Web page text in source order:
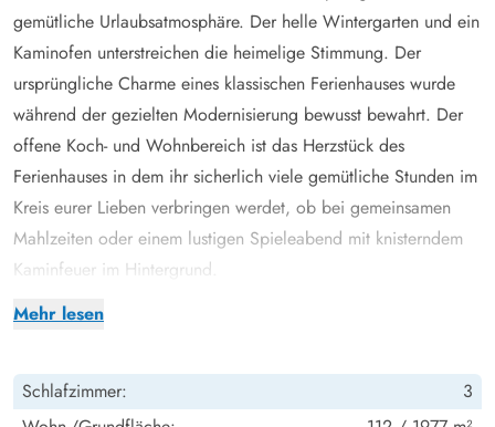
Mehr lesen
gemütliche Urlaubsatmosphäre. Der helle Wintergarten und ein
Kaminofen unterstreichen die heimelige Stimmung. Der
ursprüngliche Charme eines klassischen Ferienhauses wurde
während der gezielten Modernisierung bewusst bewahrt. Der
offene Koch- und Wohnbereich ist das Herzstück des
Ferienhauses in dem ihr sicherlich viele gemütliche Stunden im
Kreis eurer Lieben verbringen werdet, ob bei gemeinsamen
Mahlzeiten oder einem lustigen Spieleabend mit knisterndem
Kaminfeuer im Hintergrund.
Auch auf der praktischen Seite ist alles vorhanden, was man zu
hinaus gibt es eine kostensparende Wärmepumpe, die für eine
Schlafzimmer:
3